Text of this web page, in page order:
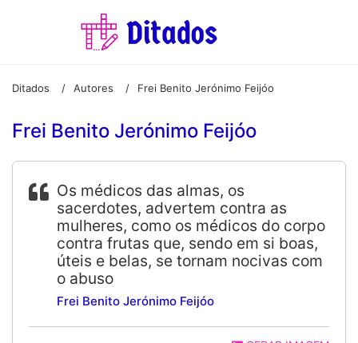
Ditados / Autores / Frei Benito Jerónimo Feijóo
Frei Benito Jerónimo Feijóo
Os médicos das almas, os
sacerdotes, advertem contra as
mulheres, como os médicos do corpo
contra frutas que, sendo em si boas,
úteis e belas, se tornam nocivas com
o abuso
Frei Benito Jerónimo Feijóo